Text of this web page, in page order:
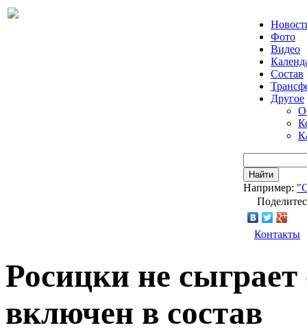
Фото
Видео
Состав
Другое
О
Найти
Например:
Контакты
Росицки не
включен в состав